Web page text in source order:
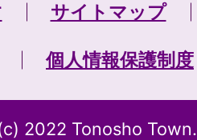
サイトマップ
個人情報保護制度
2022 Tonosho